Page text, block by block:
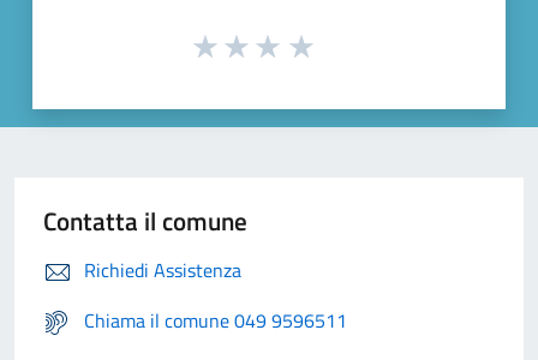
Contatta il comune
Richiedi Assistenza
Chiama il comune 049 9596511